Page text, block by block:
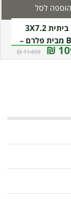
חממה ביתית 3X7.2
Balance מבית פלרם –
11499 ₪
הוספה לסל